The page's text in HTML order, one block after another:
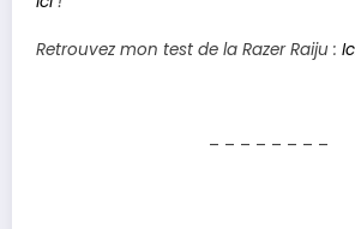
Retrouvez mon test de la Razer Raiju :
– – – – – – – –